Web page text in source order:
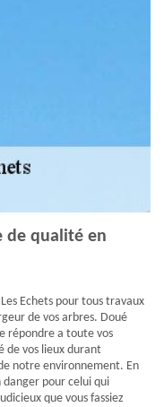
de qualité en
Echets pour tous travaux
de vos arbres. Doué
répondre a toute vos
de vos lieux durant
notre environnement. En
pour celui qui
que vous fassiez